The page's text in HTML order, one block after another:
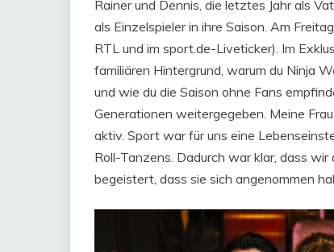
Rainer und Dennis, die letztes Jahr als
als Einzelspieler in ihre Saison. Am
RTL und im sport.de-Liveticker). Im
familiären Hintergrund, warum du Ninja
und wie du die Saison ohne Fans
Generationen weitergegeben. Meine
aktiv. Sport war für uns eine
Roll-Tanzens. Dadurch war klar, dass
begeistert, dass sie sich angenommen